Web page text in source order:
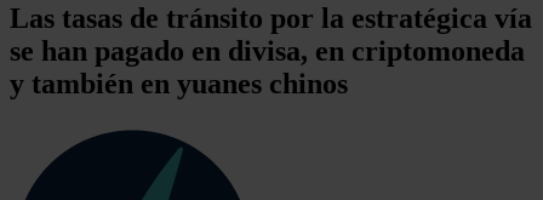
Las tasas de tránsito por la estratégica vía
se han pagado en divisa, en criptomoneda
y también en yuanes chinos